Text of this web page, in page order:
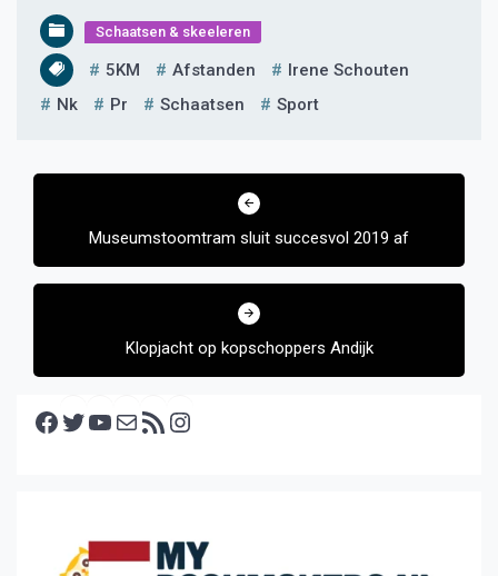
Schaatsen & skeeleren
5KM Afstanden
Irene Schouten
Nk
Pr Schaatsen Sport
Bericht
Museumstoomtram sluit succesvol 2019 af
Klopjacht op kopschoppers Andijk
Facebook Twitter YouTube E-mail RSS feed